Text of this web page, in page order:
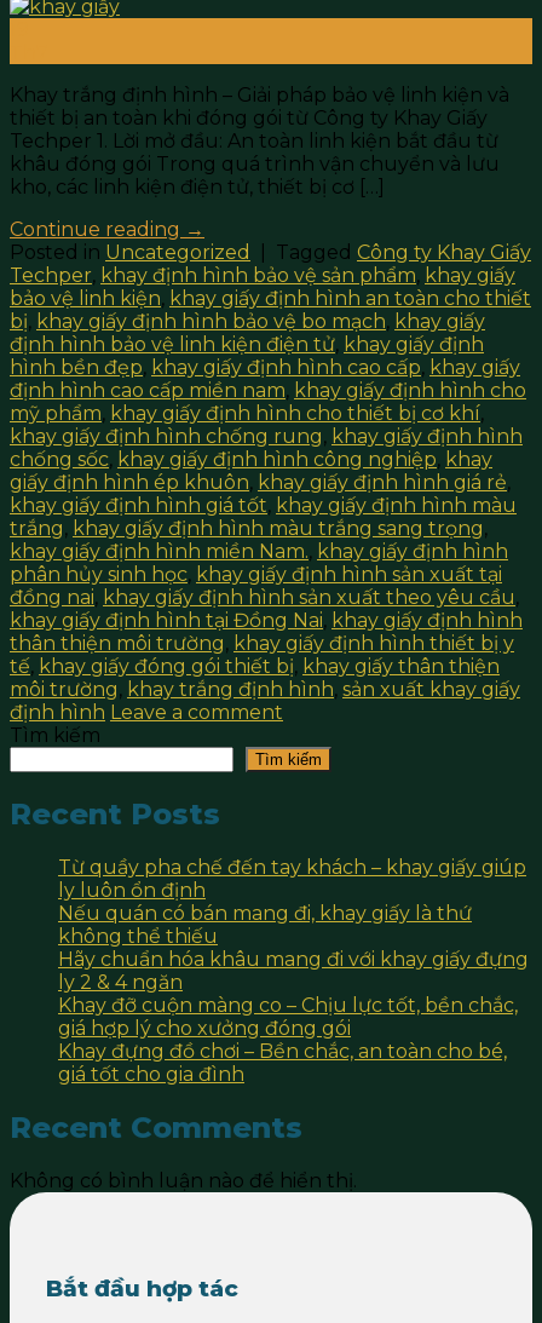
Khay trắng định hình – Giải pháp bảo vệ linh kiện và
thiết bị an toàn khi đóng gói từ Công ty Khay Giấy
Techper 1. Lời mở đầu: An toàn linh kiện bắt đầu từ
khâu đóng gói Trong quá trình vận chuyển và lưu
kho, các linh kiện điện tử, thiết bị cơ […]
Continue reading →
Posted in Uncategorized Tagged Công ty Khay Giấy
Techper, khay định hình bảo vệ sản phẩm, khay giấy
bảo vệ linh kiện, khay giấy định hình an toàn cho thiết
bị, khay giấy định hình bảo vệ bo mạch, khay giấy
định hình bảo vệ linh kiện điện tử, khay giấy định
hình bền đẹp, khay giấy định hình cao cấp, khay giấy
định hình cao cấp miền nam, khay giấy định hình cho
mỹ phẩm, khay giấy định hình cho thiết bị cơ khí,
khay giấy định hình chống rung, khay giấy định hình
chống sốc, khay giấy định hình công nghiệp, khay
giấy định hình ép khuôn, khay giấy định hình giá rẻ,
khay giấy định hình giá tốt, khay giấy định hình màu
trắng, khay giấy định hình màu trắng sang trọng,
khay giấy định hình miền Nam., khay giấy định hình
phân hủy sinh học, khay giấy định hình sản xuất tại
đồng nai, khay giấy định hình sản xuất theo yêu cầu,
khay giấy định hình tại Đồng Nai, khay giấy định hình
thân thiện môi trường, khay giấy định hình thiết bị y
tế, khay giấy đóng gói thiết bị, khay giấy thân thiện
môi trường, khay trắng định hình, sản xuất khay giấy
định hình Leave a comment
Tìm kiếm
Tìm kiếm
Recent Posts
Từ quầy pha chế đến tay khách – khay giấy giúp
ly luôn ổn định
Nếu quán có bán mang đi, khay giấy là thứ
không thể thiếu
Hãy chuẩn hóa khâu mang đi với khay giấy đựng
ly 2 & 4 ngăn
Khay đỡ cuộn màng co – Chịu lực tốt, bền chắc,
giá hợp lý cho xưởng đóng gói
Khay đựng đồ chơi – Bền chắc, an toàn cho bé,
giá tốt cho gia đình
Recent Comments
Không có bình luận nào để hiển thị.
Bắt đầu hợp tác